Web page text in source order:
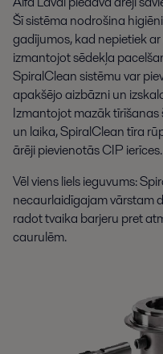
Šī sistēma nodrošina
gadījumos, kad nepietiek
izmantojot sēdekļa
SpiralClean sistēmu var
apakšējo aizbāzni un
Izmantojot mazāk
un laika, SpiralClean tīra
ārēji pievienotās CIP ierīces.
Vēl viens liels ieguvums:
necaurlaidīgajam vārstam
radot tvaika barjeru pret
caurulēm.